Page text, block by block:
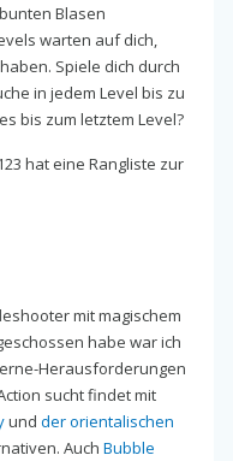
Blasen
warten auf dich,
Spiele dich durch
in jedem Level bis zu
bis zum letztem Level?
hat eine Rangliste zur
mit magischem
habe war ich
Herausforderungen
sucht findet mit
und der orientalischen
Auch Bubble